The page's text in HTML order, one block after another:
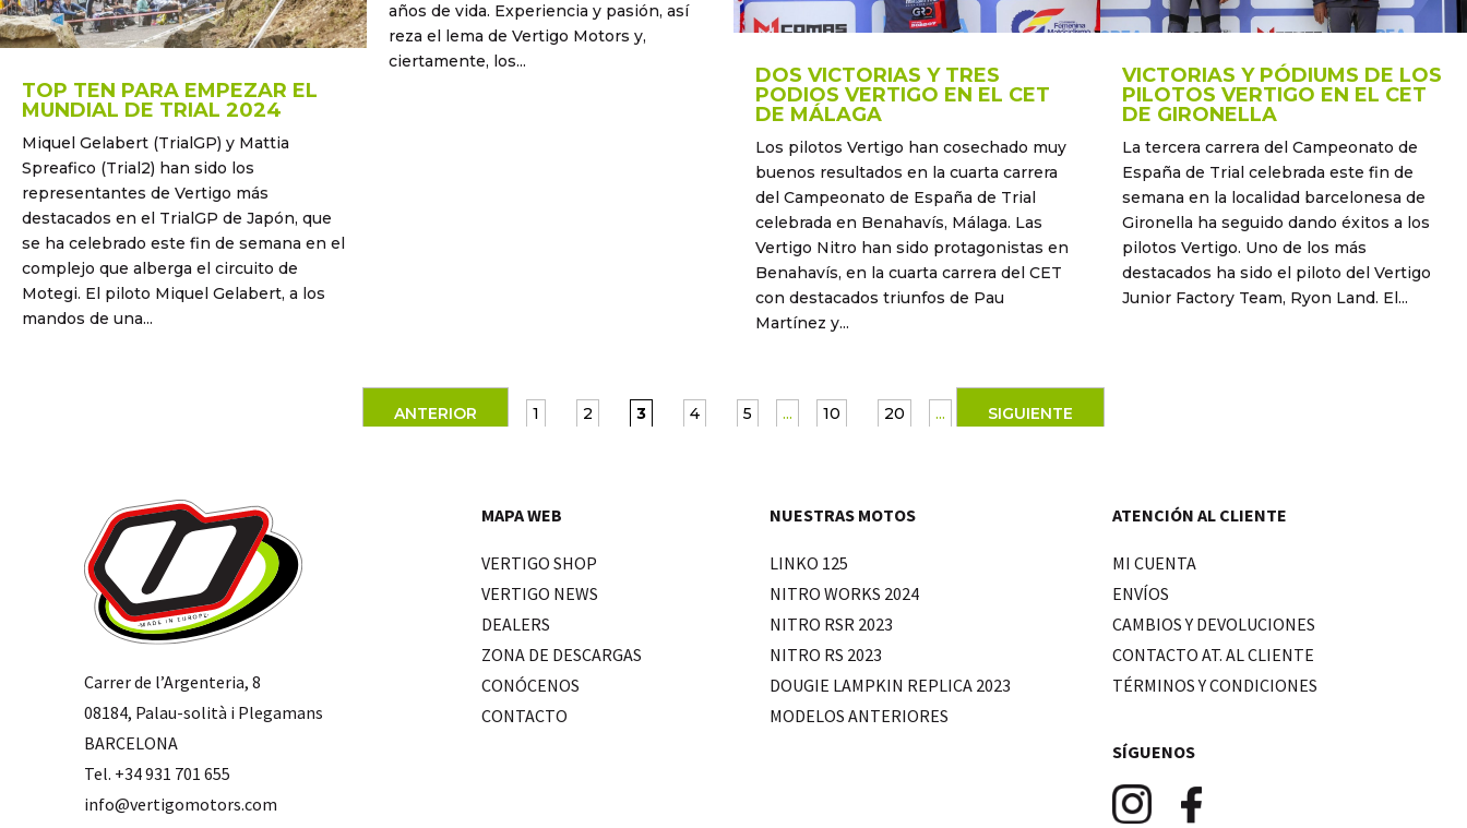
TOP TEN PARA EMPEZAR EL
MUNDIAL DE TRIAL 2024
Miquel Gelabert (TrialGP) y Mattia
Spreafico (Trial2) han sido los
representantes de Vertigo más
destacados en el TrialGP de Japón, que
se ha celebrado este fin de semana en el
complejo que alberga el circuito de
Motegi. El piloto Miquel Gelabert, a los
mandos de una...
años de vida. Experiencia y pasión, así
reza el lema de Vertigo Motors y,
ciertamente, los...
DOS VICTORIAS Y TRES
PODIOS VERTIGO EN EL CET
DE MÁLAGA
Los pilotos Vertigo han cosechado muy
buenos resultados en la cuarta carrera
del Campeonato de España de Trial
celebrada en Benahavís, Málaga. Las
Vertigo Nitro han sido protagonistas en
Benahavís, en la cuarta carrera del CET
con destacados triunfos de Pau
Martínez y...
VICTORIAS Y PÓDIUMS DE LOS
PILOTOS VERTIGO EN EL CET
DE GIRONELLA
La tercera carrera del Campeonato de
España de Trial celebrada este fin de
semana en la localidad barcelonesa de
Gironella ha seguido dando éxitos a los
pilotos Vertigo. Uno de los más
destacados ha sido el piloto del Vertigo
Junior Factory Team, Ryon Land. El...
ANTERIOR 1 2 3 4 5 ... 10 20 ... SIGUIENTE
Carrer de l’Argenteria, 8
08184, Palau-solità i Plegamans
BARCELONA
Tel. +34 931 701 655
info@vertigomotors.com
MAPA WEB
VERTIGO SHOP
VERTIGO NEWS
DEALERS
ZONA DE DESCARGAS
CONÓCENOS
CONTACTO
NUESTRAS MOTOS
LINKO 125
NITRO WORKS 2024
NITRO RSR 2023
NITRO RS 2023
DOUGIE LAMPKIN REPLICA 2023
MODELOS ANTERIORES
ATENCIÓN AL CLIENTE
MI CUENTA
ENVÍOS
CAMBIOS Y DEVOLUCIONES
CONTACTO AT. AL CLIENTE
TÉRMINOS Y CONDICIONES
SÍGUENOS